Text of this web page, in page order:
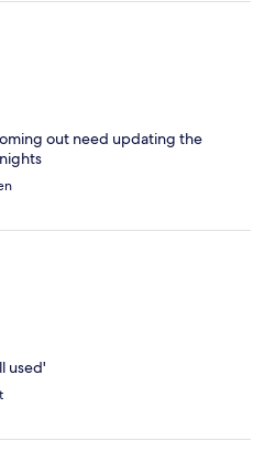
out need updating the
used'